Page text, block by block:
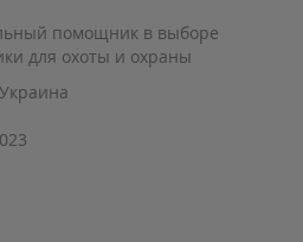
помощник в выборе
для охоты и охраны